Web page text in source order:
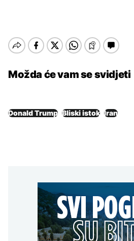
Možda će vam se svidjeti
Donald Trump Bliski istok Iran